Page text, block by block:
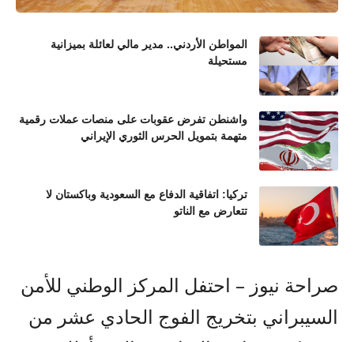
المواطن الأردني.. مدير مالي لعائلة بميزانية
مستحيلة
واشنطن تفرض عقوبات على منصات عملات رقمية
متهمة بتمويل الحرس الثوري الإيراني
تركيا: اتفاقية الدفاع مع السعودية وباكستان لا
تتعارض مع الناتو
صراحة نيوز – احتفل المركز الوطني للأمن
السيبراني بتخريج الفوج الحادي عشر من